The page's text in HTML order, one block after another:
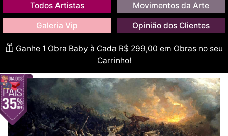
Todos Artistas Movimentos da Arte
Galeria Vip Opinião dos Clientes
Ganhe 1 Obra Baby à Cada R$ 299,00 em Obras no seu
Carrinho!